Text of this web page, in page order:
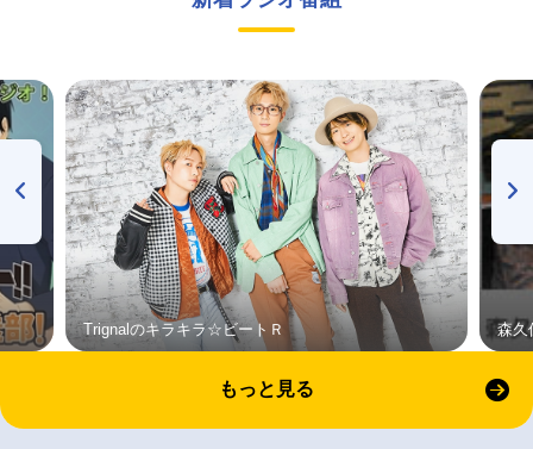
Trignalのキラキラ☆ビートＲ 森久
もっと見る